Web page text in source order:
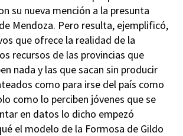
su nueva mención a la presunta
Mendoza. Pero resulta, ejemplificó,
que ofrece la realidad de la
recursos de las provincias que
nada y las que sacan sin producir
como para irse del país como
como lo perciben jóvenes que se
en datos lo dicho empezó
el modelo de la Formosa de Gildo